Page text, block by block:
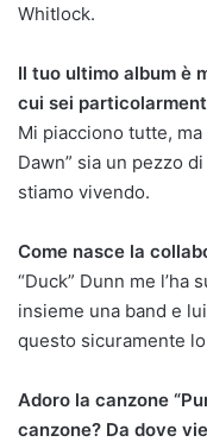
Whitlock.
Il tuo ultimo album è
cui sei
Mi piacciono tutte,
Dawn” sia un pezzo
stiamo vivendo.
Come nasce la
“Duck” Dunn me
insieme una band e
questo sicuramente
Adoro la canzone
canzone? Da dove